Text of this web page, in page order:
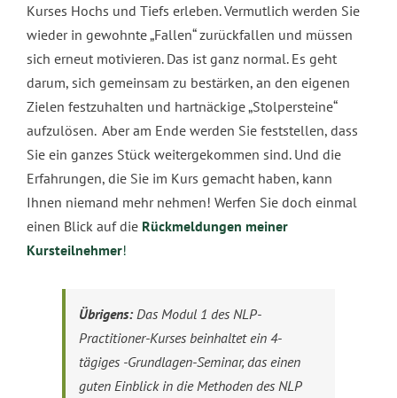
Kurses Hochs und Tiefs erleben. Vermutlich werden Sie
wieder in gewohnte „Fallen“ zurückfallen und müssen
sich erneut motivieren. Das ist ganz normal. Es geht
darum, sich gemeinsam zu bestärken, an den eigenen
Zielen festzuhalten und hartnäckige „Stolpersteine“
aufzulösen. Aber am Ende werden Sie feststellen, dass
Sie ein ganzes Stück weitergekommen sind. Und die
Erfahrungen, die Sie im Kurs gemacht haben, kann
Ihnen niemand mehr nehmen! Werfen Sie doch einmal
einen Blick auf die Rückmeldungen meiner
Kursteilnehmer!
Übrigens: Das Modul 1 des NLP-
Practitioner-Kurses beinhaltet ein 4-
tägiges -Grundlagen-Seminar, das einen
guten Einblick in die Methoden des NLP